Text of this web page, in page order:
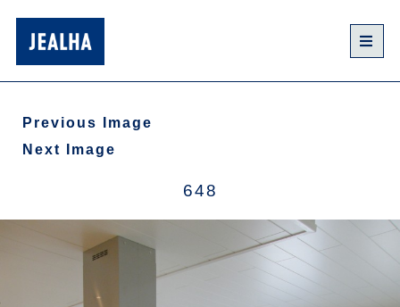
Previous Image
Next Image
648